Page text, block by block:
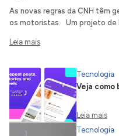
As novas regras da CNH têm
os motoristas. Um projeto de
Leia mais
Tecnologia
Veja como
Leia mais
Tecnologia